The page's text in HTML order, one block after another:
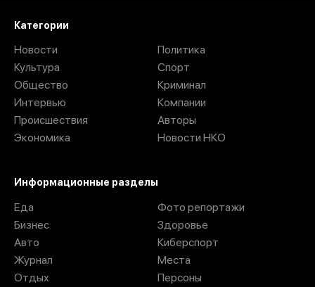
Категории
Новости
Культура
Общество
Интервью
Происшествия
Экономика
Политика
Спорт
Криминал
Компании
Авторы
Новости НКО
Информационные разделы
Еда
Бизнес
Авто
Журнал
Отдых
Фото репортажи
Здоровье
Киберспорт
Места
Персоны